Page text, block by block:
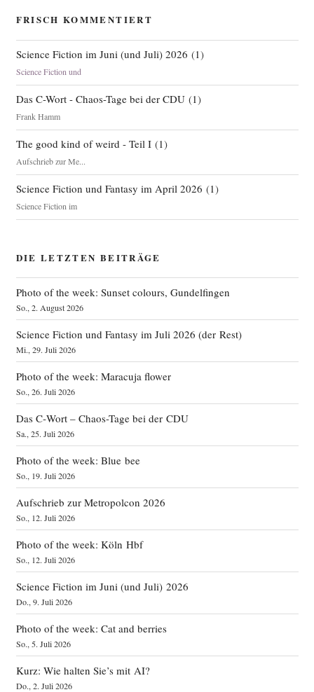
FRISCH KOMMENTIERT
Science Fiction im Juni (und Juli) 2026 (1)
Science Fiction und
Das C-Wort - Chaos-Tage bei der CDU(1)
Frank Hamm
The good kind of weird - Teil I(1)
Aufschrieb zur Me...
Science Fiction und Fantasy im April 2026 (1)
Science Fiction im
DIE LETZTEN BEITRÄGE
Photo of the week: Sunset colours, Gundelfingen
So., 2. August 2026
Science Fiction und Fantasy im Juli 2026 (der Rest)
Mi., 29. Juli 2026
Photo of the week: Maracuja flower
So., 26. Juli 2026
Das C‑Wort – Chaos-Tage bei der CDU
Sa., 25. Juli 2026
Photo of the week: Blue bee
So., 19. Juli 2026
Aufschrieb zur Metropolcon 2026
So., 12. Juli 2026
Photo of the week: Köln Hbf
So., 12. Juli 2026
Science Fiction im Juni (und Juli) 2026
Do., 9. Juli 2026
Photo of the week: Cat and berries
So., 5. Juli 2026
Kurz: Wie halten Sie’s mit AI?
Do., 2. Juli 2026